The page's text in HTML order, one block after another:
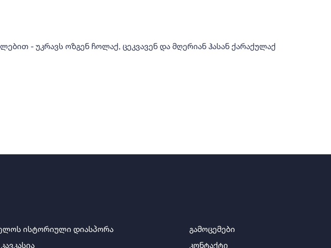
- უკრავს ოზგენ ჩოლაქ, ცეკვავენ და მღერიან ჰასან ქარაქულაქ
ისტორიული დიასპორა
გამოცემები
კონტაქტი